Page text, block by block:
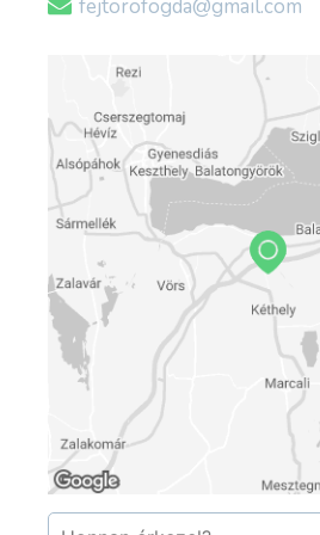
hangulatával.
Akik igazán különleges
egy egész falut érintő
felfedezhetik a települést és
jót a szabad levegőn.
Magyarország egyetlen
80 méter hosszú mezítlábas
féle anyagot tartalmaz. A
útján a látogatók
a puha és a durvább
csak egészséges, hanem
mezítlábas társas
minden
rendelkezésre áll!
Ti vagytok a "bábuk", a
pedig a mezők!
fejtorofogda@gmail.com